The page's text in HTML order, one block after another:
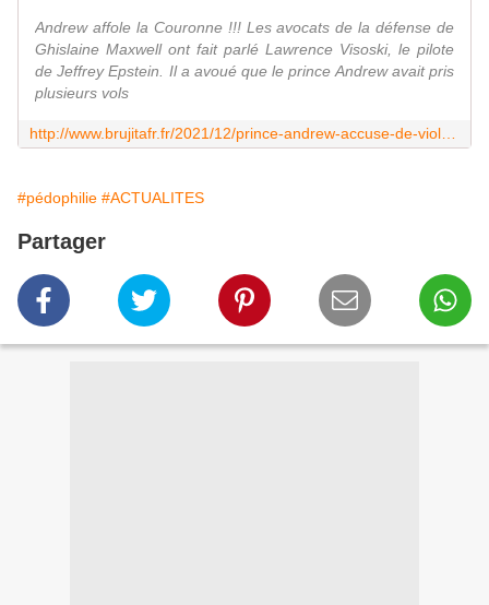
Andrew affole la Couronne !!! Les avocats de la défense de
Ghislaine Maxwell ont fait parlé Lawrence Visoski, le pilote
de Jeffrey Epstein. Il a avoué que le prince Andrew avait pris
plusieurs vols
#pédophilie #ACTUALITES
Partager